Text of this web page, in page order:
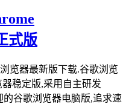
式版
览器最新版下载.谷歌浏览
器稳定版,采用自主研发
的谷歌浏览器电脑版,追求速